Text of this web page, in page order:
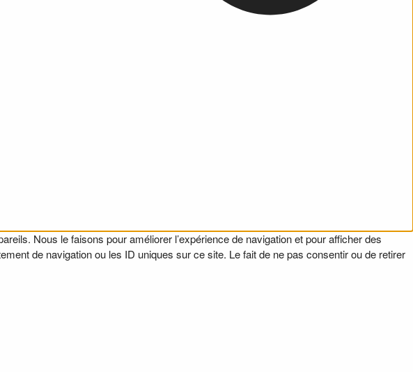
Nous le faisons pour améliorer l’expérience de navigation et pour afficher des
de navigation ou les ID uniques sur ce site. Le fait de ne pas consentir ou de retirer